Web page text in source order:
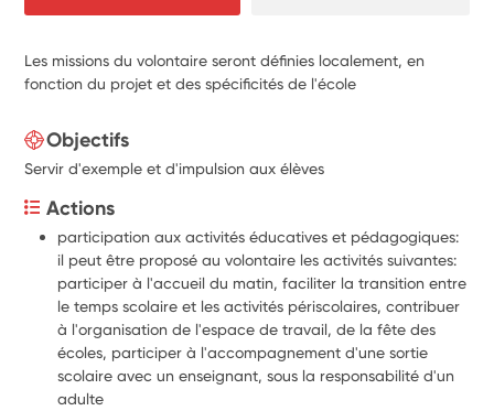
Les missions du volontaire seront définies localement, en
fonction du projet et des spécificités de l'école
Objectifs
Servir d'exemple et d'impulsion aux élèves
Actions
participation aux activités éducatives et pédagogiques:
il peut être proposé au volontaire les activités suivantes:
participer à l'accueil du matin, faciliter la transition entre
le temps scolaire et les activités périscolaires, contribuer
à l'organisation de l'espace de travail, de la fête des
écoles, participer à l'accompagnement d'une sortie
scolaire avec un enseignant, sous la responsabilité d'un
adulte